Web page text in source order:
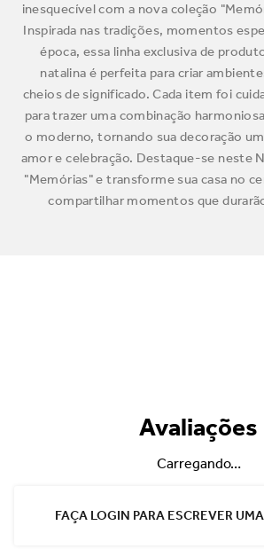
inesquecível com a nova coleção
Inspirada nas tradições, momentos
época, essa linha exclusiva de
natalina é perfeita para criar
cheios de significado. Cada item foi
para trazer uma combinação
o moderno, tornando sua decoração
amor e celebração. Destaque-se neste
"Memórias" e transforme sua casa no
compartilhar momentos que
Avaliações
Carregando…
FAÇA LOGIN PARA ESCREVER